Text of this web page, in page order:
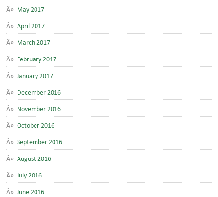
May 2017
April 2017
March 2017
February 2017
January 2017
December 2016
November 2016
October 2016
September 2016
August 2016
July 2016
June 2016